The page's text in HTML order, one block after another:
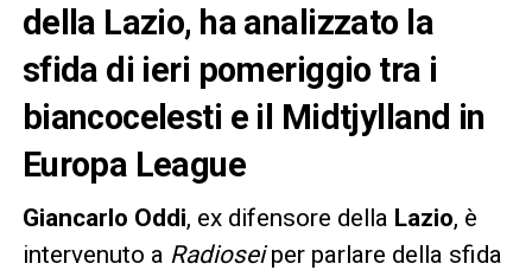
della Lazio, ha analizzato la
sfida di ieri pomeriggio tra i
biancocelesti e il Midtjylland in
Europa League
Giancarlo Oddi, ex difensore della Lazio, è
intervenuto a Radioseiper parlare della sfida